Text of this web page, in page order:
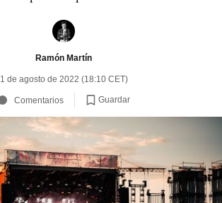
Ramón Martín
1 de agosto de 2022 (18:10 CET)
Comentarios Guardar